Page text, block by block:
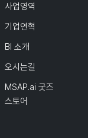
사업영역
기업연혁
BI 소개
오시는길
MSAP.ai 굿즈
스토어